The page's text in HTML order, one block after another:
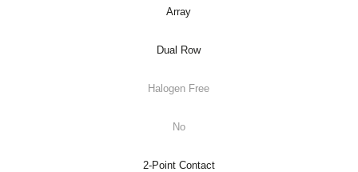
Array
Dual Row
Halogen Free
No
2-Point Contact